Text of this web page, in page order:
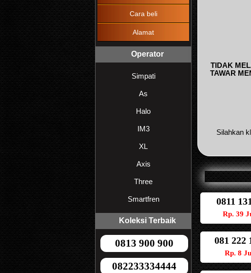
Cara beli
Alamat
Operator
Simpati
As
Halo
IM3
XL
Axis
Three
Smartfren
Koleksi Terbaik
0813 900 900
082233334444
TIDAK
TAWAR
Silahkan
0811
Rp. 39
081 222
Rp. 8